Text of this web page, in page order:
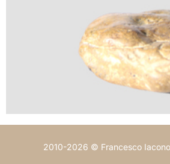
2010-2026 © Francesco